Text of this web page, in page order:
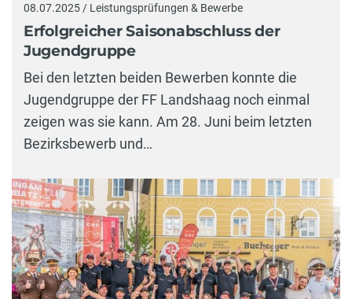
08.07.2025 / Leistungsprüfungen & Bewerbe
Erfolgreicher Saisonabschluss der
Jugendgruppe
Bei den letzten beiden Bewerben konnte die
Jugendgruppe der FF Landshaag noch einmal
zeigen was sie kann. Am 28. Juni beim letzten
Bezirksbewerb und…